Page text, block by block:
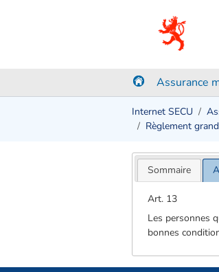
Assurance
Internet SECU
Règlement
Sommaire
Art. 13
Les personnes
bonnes